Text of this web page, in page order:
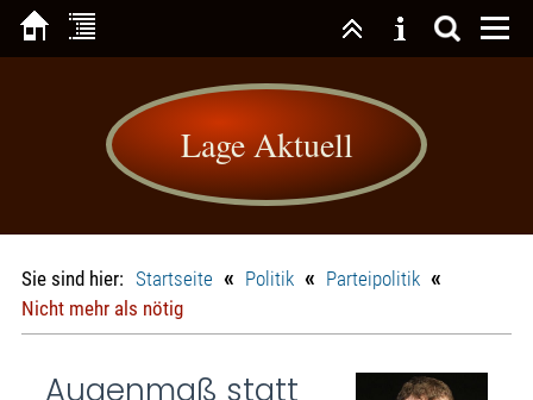
Lage Aktuell
Sie sind hier: Startseite « Politik « Parteipolitik «
Nicht mehr als nötig
Augenmaß statt